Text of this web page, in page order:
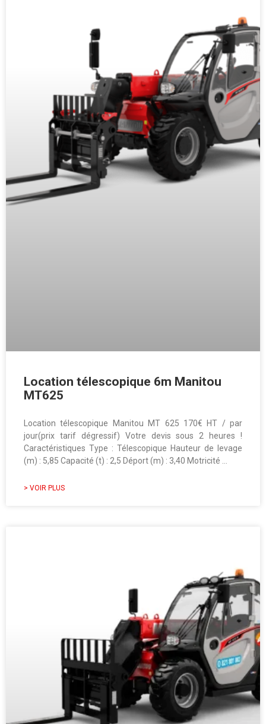
Location télescopique 6m Manitou
MT625
Location télescopique Manitou MT 625 170€ HT / par
jour(prix tarif dégressif) Votre devis sous 2 heures !
Caractéristiques Type : Télescopique Hauteur de levage
(m) : 5,85 Capacité (t) : 2,5 Déport (m) : 3,40 Motricité …
> VOIR PLUS